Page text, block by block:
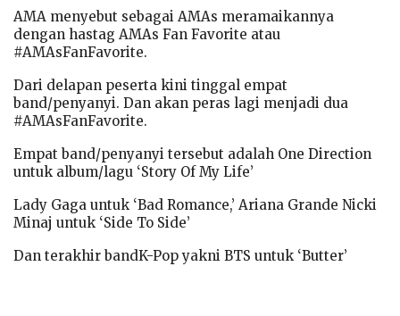
AMA menyebut sebagai AMAs meramaikannya
dengan hastag AMAs Fan Favorite atau
#AMAsFanFavorite.
Dari delapan peserta kini tinggal empat
band/penyanyi. Dan akan peras lagi menjadi dua
#AMAsFanFavorite.
Empat band/penyanyi tersebut adalah One Direction
untuk album/lagu ‘Story Of My Life’
Lady Gaga untuk ‘Bad Romance,’ Ariana Grande Nicki
Minaj untuk ‘Side To Side’
Dan terakhir bandK-Pop yakni BTS untuk ‘Butter’